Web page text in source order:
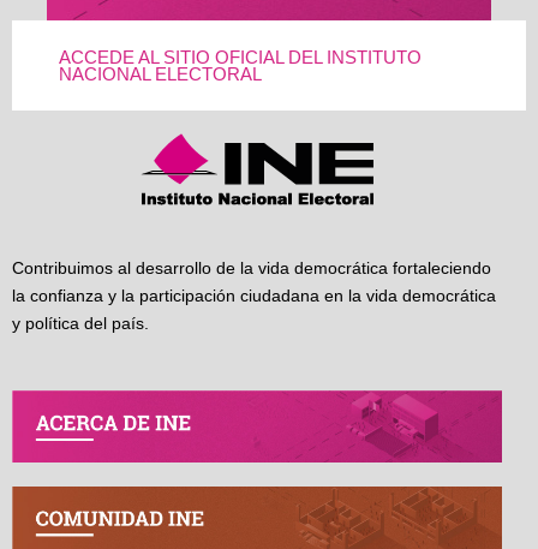
ACCEDE AL SITIO OFICIAL DEL INSTITUTO
NACIONAL ELECTORAL
Contribuimos al desarrollo de la vida democrática fortaleciendo
la confianza y la participación ciudadana en la vida democrática
y política del país.